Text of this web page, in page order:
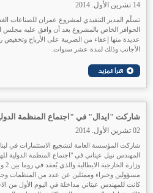
14 تشرين الأول. 2014
تسلّم المدير التنفيذي لمشروع عمران للصناعات
الحوافز الخاص بالمشروع بعد أن وافق عليه مجلس
عديدة منها إعفاء من الضريبة على الأرباح وتخفيض
الأجانب وذلك لمدة عشر سنوات.
شاركت "ايدال" في "اجتماع المنظمة
02 تشرين الأول. 2014
شاركت المؤسسة العامة لتشجيع الاستثمارات في
المهندس نبيل عيتاني في "اجتماع المنظمة الدولية
مسؤولين وخبراء وممثلين عن عدد من المنظمات
كانت للمهندس عيتاني مداخلة في اليوم الأول من